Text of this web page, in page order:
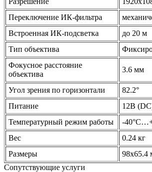
Переключение ИК-фильтра
Встроенная ИК-подсветка
до 20 м
Тип объектива
Фокусное расстояние
объектива
3.6 мм
Угол зрения по горизонтали
82.2°
Питание
12В (DC
Температурный режим работы
-
Вес
0.24 кг
Размеры
98x65.4
Сопутствующие услуги